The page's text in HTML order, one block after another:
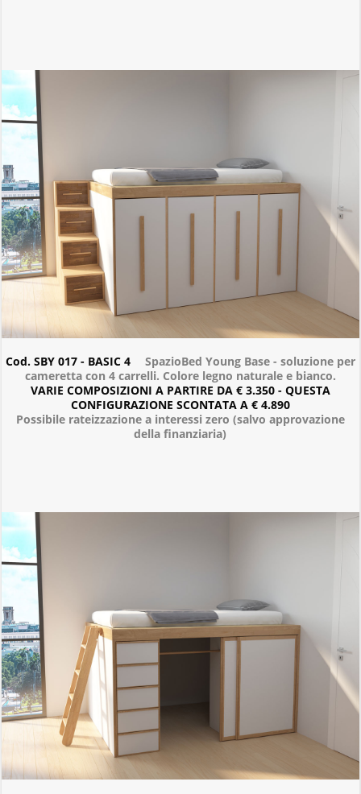
Cod. SBY 017 - BASIC 4SpazioBed Young Base - soluzione per
cameretta con 4 carrelli. Colore legno naturale e bianco.
VARIE COMPOSIZIONI A PARTIRE DA € 3.350 - QUESTA
CONFIGURAZIONE SCONTATA A € 4.890
Possibile rateizzazione a interessi zero (salvo approvazione
della finanziaria)